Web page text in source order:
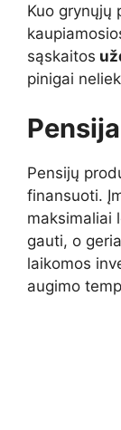
Kuo grynųjų
sąskaitos
pinigai
Pensija
Pensijų
finansuoti.
maksimaliai
gauti, o
laikomos
augimo